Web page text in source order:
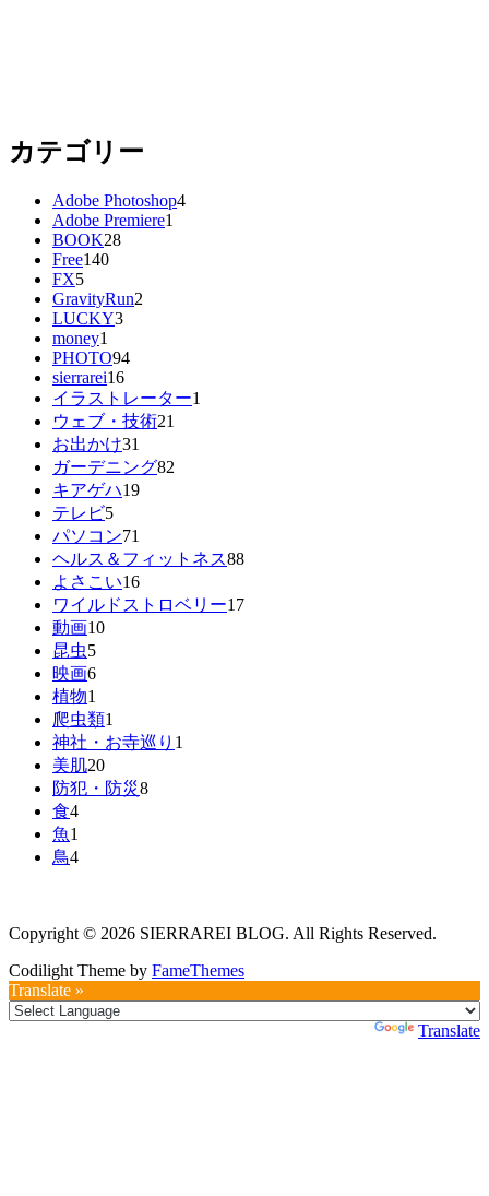
カテゴリー
Adobe Photoshop4
Adobe Premiere1
BOOK28
Free140
FX5
GravityRun2
LUCKY3
money1
PHOTO94
sierrarei16
イラストレーター1
ウェブ・技術21
お出かけ31
ガーデニング82
キアゲハ19
テレビ5
パソコン71
ヘルス＆フィットネス88
よさこい16
ワイルドストロベリー17
動画10
昆虫5
映画6
植物1
爬虫類1
神社・お寺巡り 1
美肌20
防犯・防災8
食4
魚1
鳥4
Copyright © 2026 SIERRAREI BLOG. All Rights Reserved.
Codilight Theme by FameThemes
Translate »
Translate